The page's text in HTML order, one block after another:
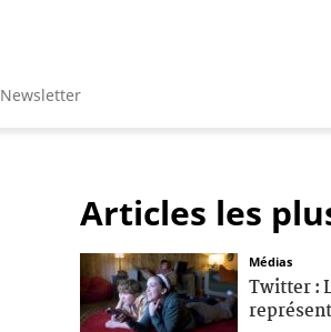
Newsletter
Articles les
Médias
Twitter :